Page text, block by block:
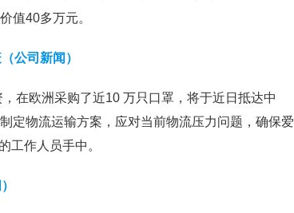
值40多万元。
公司新闻）
在欧洲采购了近10 万只口罩，将于近日抵达中
定物流运输方案，应对当前物流压力问题，确保爱
工作人员手中。